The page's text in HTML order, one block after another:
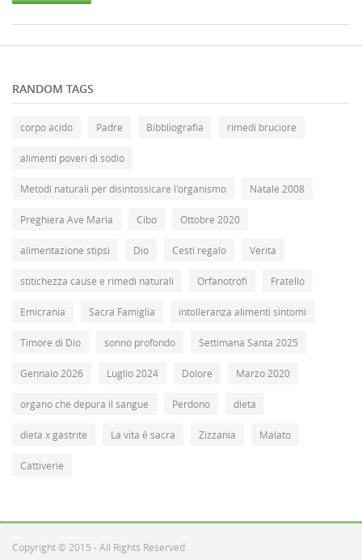
RANDOM TAGS
corpo acido Padre Bibbliografia rimedi bruciore
alimenti poveri di sodio
Metodi naturali per disintossicare l'organismo Natale 2008
Preghiera Ave Maria Cibo Ottobre 2020
alimentazione stipsi Dio Cesti regalo Verita
stitichezza cause e rimedi naturali Orfanotrofi Fratello
Emicrania Sacra Famiglia intolleranza alimenti sintomi
Timore di Dio sonno profondo Settimana Santa 2025
Gennaio 2026 Luglio 2024 Dolore Marzo 2020
organo che depura il sangue Perdono dieta
dieta x gastrite La vita è sacra Zizzania Malato
Cattiverie
Copyright © 2015 - All Rights Reserved